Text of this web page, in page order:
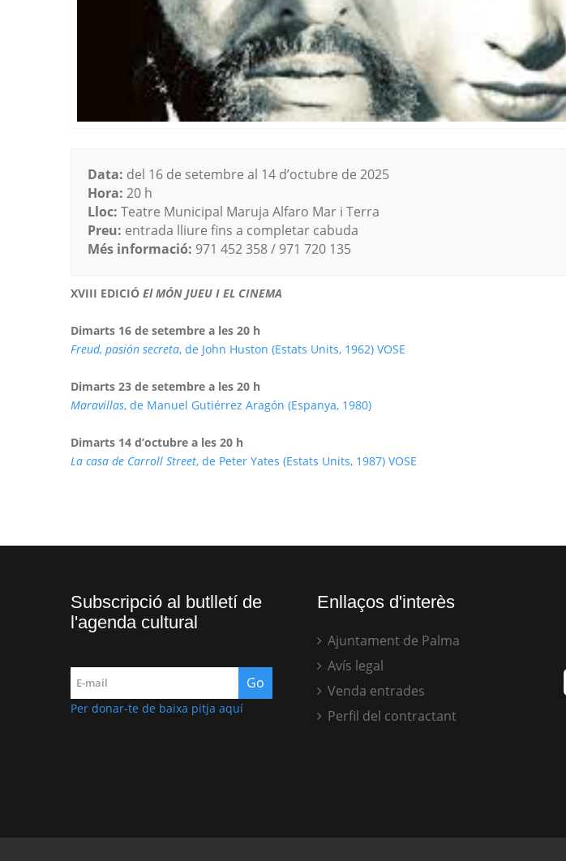
Data: del 16 de setembre al 14 d’octubre de 2025
Hora: 20 h
Lloc: Teatre Municipal Maruja Alfaro Mar i Terra
Preu: entrada lliure fins a completar cabuda
Més informació: 971 452 358 / 971 720 135
XVIII EDICIÓ El MÓN JUEU I EL CINEMA
Dimarts 16 de setembre a les 20 h
Freud, pasión secreta, de John Huston (Estats Units, 1962) VOSE
Dimarts 23 de setembre a les 20 h
Maravillas, de Manuel Gutiérrez Aragón (Espanya, 1980)
Dimarts 14 d’octubre a les 20 h
La casa de Carroll Street, de Peter Yates (Estats Units, 1987) VOSE
Subscripció al butlletí de
l'agenda cultural
Per donar-te de baixa pitja aquí
Enllaços d'interès
Ajuntament de Palma
Avís legal
Venda entrades
Perfil del contractant